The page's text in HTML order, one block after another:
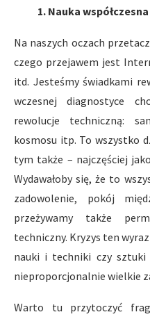
1. Nauka
Na naszych oczach
czego przejawem jest
itd. Jesteśmy świadkami
wczesnej diagnostyce
rewolucje techniczną:
kosmosu itp. To wszystko
tym także – najczęściej
Wydawałoby się, że to
zadowolenie, pokój
przeżywamy także
techniczny. Kryzys ten
nauki i techniki czy sztuki
nieproporcjonalnie wielkie
Warto tu przytoczyć